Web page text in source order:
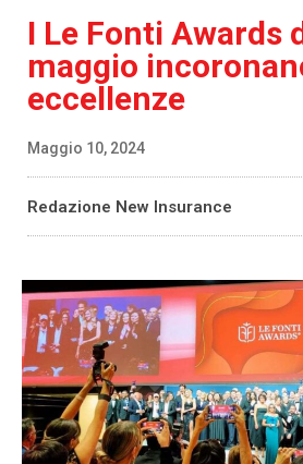
I Le Fonti Awards
maggio
eccellenze
Maggio 10, 2024
Redazione New Insurance